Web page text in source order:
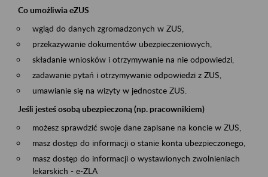
Co umożliwia eZUS
wgląd do danych zgromadzonych w ZUS,
przekazywanie dokumentów ubezpieczeniowych,
składanie wniosków i otrzymywanie na nie odpowiedzi,
zadawanie pytań i otrzymywanie odpowiedzi z ZUS,
umawianie się na wizyty w jednostce ZUS.
Jeśli jesteś osobą ubezpieczoną (np. pracownikiem)
możesz sprawdzić swoje dane zapisane na koncie w ZUS,
masz dostęp do informacji o stanie konta ubezpieczonego,
masz dostęp do informacji o wystawionych zwolnieniach
lekarskich - e-ZLA